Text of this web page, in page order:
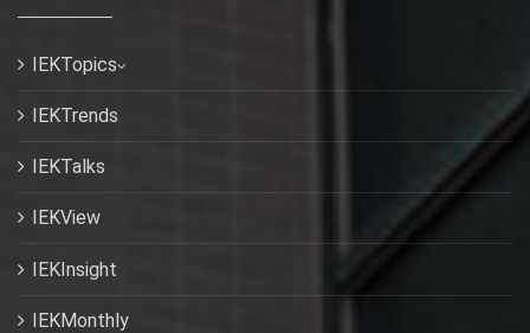
IEKTopics
IEKTrends
IEKTalks
IEKView
IEKInsight
IEKMonthly